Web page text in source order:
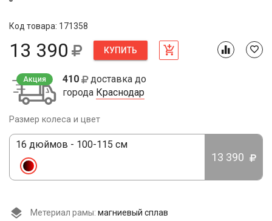
Код товара: 171358
13 390 КУПИТЬ
Акция 410
доставка до
города Краснодар
Размер колеса и цвет
16 дюймов - 100-115 см
13 390
Метериал рамы: магниевый сплав